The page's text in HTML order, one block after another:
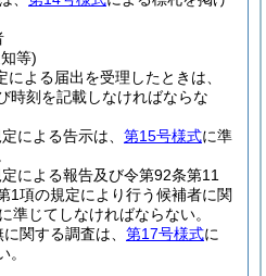
等)
よる届出を受理したときは、
時刻を記載しなければならな
による告示は、 第15号様式に準
による報告及び令第92条第11
1項の規定により行う候補者に関
に準じてしなければならない。
関する調査は、 第17号様式に
。